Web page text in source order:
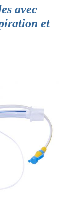
avec
et